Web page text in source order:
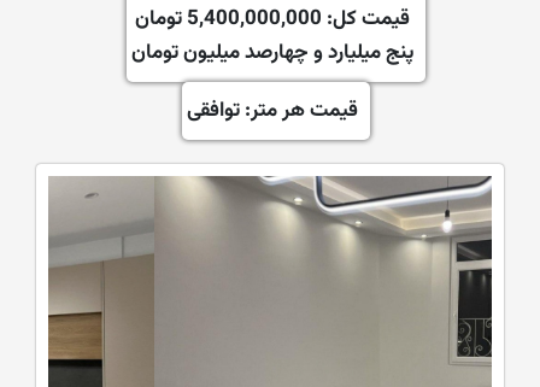
قیمت کل: 5,400,000,000 تومان
پنج میلیارد و چهارصد میلیون تومان
قیمت هر متر: توافقی